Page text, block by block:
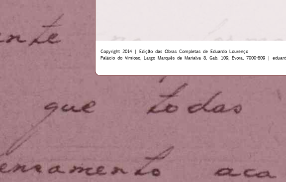
Copyright 2014 | Edição das Obras Completas de Eduardo Lourenço
Palácio do Vimioso, Largo Marquês de Marialva 8, Gab. 109, Évora, 7000-809 |